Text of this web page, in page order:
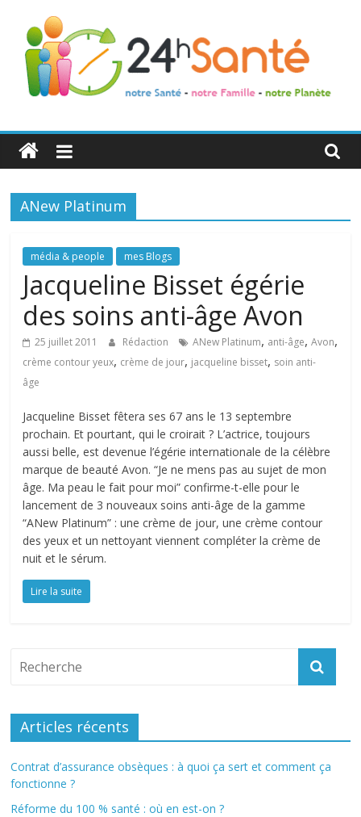
24h
Santé
La
de
toute
famille
ANew Platinum
média & people mes Blogs
Jacqueline Bisset égérie
des soins anti-âge Avon
25 juillet 2011 Rédaction ANew Platinum, anti-âge,Avon,
crème contour yeux, crème de jour, jacqueline bisset, soin anti-
âge
Jacqueline Bisset fêtera ses 67 ans le 13 septembre
prochain. Et pourtant, qui le croirait ? L’actrice, toujours
aussi belle, est devenue l’égérie internationale de la célèbre
marque de beauté Avon. “Je ne mens pas au sujet de mon
âge. Ma peau le fait pour moi” confirme-t-elle pour le
lancement de 3 nouveaux soins anti-âge de la gamme
“ANew Platinum” : une crème de jour, une crème contour
des yeux et un nettoyant viennent compléter la crème de
nuit et le sérum.
Lire la suite
Articles récents
Contrat d’assurance obsèques : à quoi ça sert et comment ça
fonctionne ?
Réforme du 100 % santé : où en est-on ?